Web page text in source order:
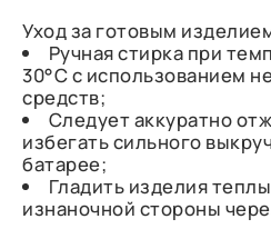
Уход за готовым
Ручная стирка при
30°C с использованием
средств;
Следует аккуратно
избегать сильного
батарее;
Гладить изделия
изнаночной стороны